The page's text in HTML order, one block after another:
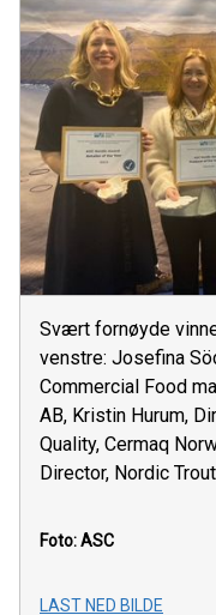
Svært fornøyde
venstre: Josefina
Commercial Food
AB, Kristin Hurum,
Quality, Cermaq
Director, Nordic Trout
Foto: ASC
LAST NED BILDE